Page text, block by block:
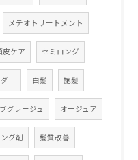
メテオトリートメント
皮ケア セミロング
ー 白髪 艶髪
グレージュ オージュア
グ剤 髪質改善